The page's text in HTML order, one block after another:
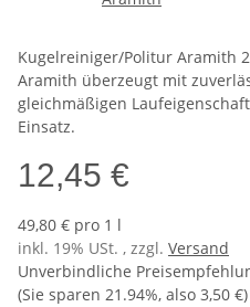
Kugelreiniger/Politur Aramith
Aramith überzeugt mit
gleichmäßigen
Einsatz.
12,45 €
49,80 € pro 1 l
inkl. 19% USt. , zzgl. Versand
Unverbindliche
(Sie sparen 21.94%, also 3,50 €)